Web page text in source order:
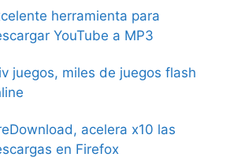
herramienta para
YouTube a MP3
juegos, miles de juegos flash
acelera x10 las
en Firefox